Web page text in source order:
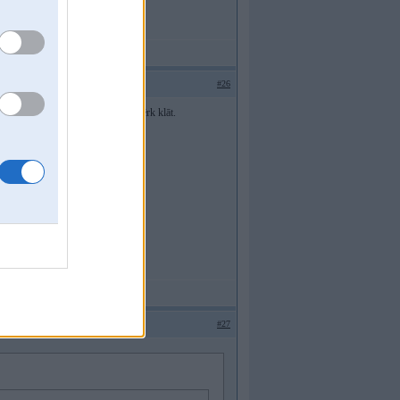
#26
nu bloki ar kautkādi vēl jāpiepērk klāt.
#27